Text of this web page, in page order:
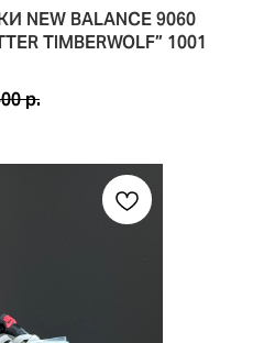
ЯПОНСКОЙ
ПЕРЕИЗДАНИЕ
МАКСИМУМ
АРХИВНОГО НАСЛЕДИЯ
NEW BALANCE 9060
TIMBERWOLF” 1001
р.